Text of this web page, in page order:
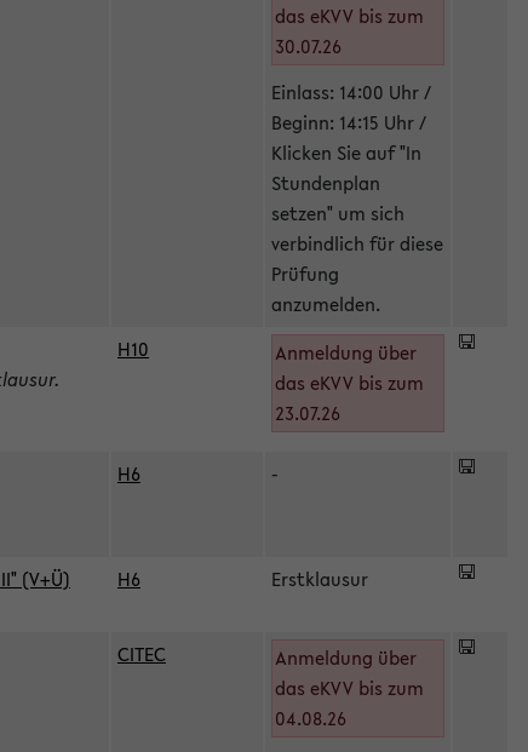
das eKVV bis zum
30.07.26
Einlass: 14:00 Uhr /
Beginn: 14:15 Uhr /
Klicken Sie auf "In
Stundenplan
setzen" um sich
verbindlich für diese
Prüfung
anzumelden.
H10
Anmeldung über
das eKVV bis zum
23.07.26
H6 -
(V+Ü)
H6 Erstklausur
CITEC
Anmeldung über
das eKVV bis zum
04.08.26